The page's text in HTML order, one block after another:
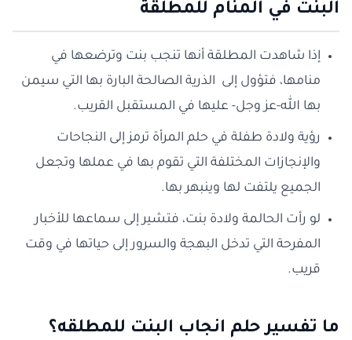
البنت في المنام للمطلقة
إذا شاهدت المطلقة أنها تنجب بنت وترضعها في
منامها، فتؤول إلى الذرية الصالحة البارة بها التي سيمن
بها الله-عز وجل- عليها في المستقبل القريب.
رؤية ولادة طفلة في حلم المرأة ترمز إلى النجاحات
والإنجازات المختلفة التي تقوم بها في عملها وتجعل
الجميع يلتفت لها وينبهر بها.
لو رأت الحالمة ولادة بنت، فتشير إلى سماعها للأخبار
المفرحة التي تدخل البهجة والسرور إلى حياتها في وقت
قريب.
ما تفسير حلم انجاب البنت للمطلقه؟